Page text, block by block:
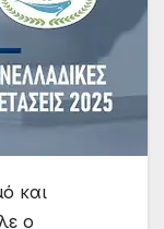
και
ο